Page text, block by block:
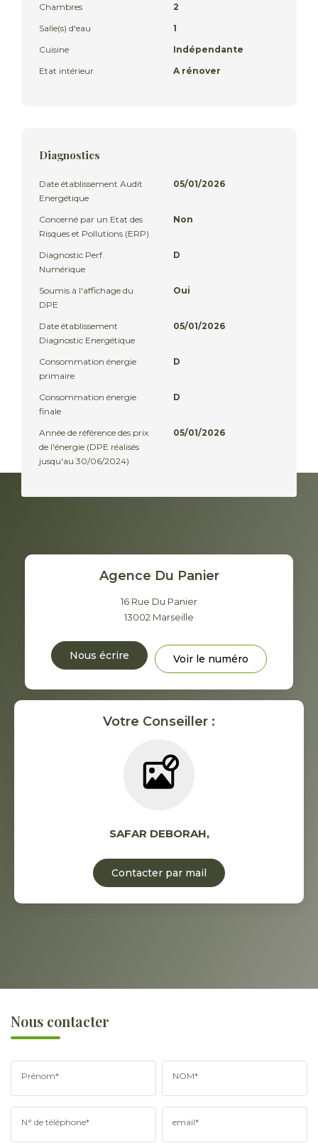
Chambres
2
Salle(s) d'eau
1
Cuisine
Indépendante
Etat intérieur
A rénover
Diagnostics
Date établissement Audit
Energétique
05/01/2026
Concerné par un Etat des
Risques et Pollutions (ERP)
Non
Diagnostic Perf.
Numérique
D
Soumis à l'affichage du
DPE
Oui
Date établissement
Diagnostic Energétique
05/01/2026
Consommation énergie
primaire
D
Consommation énergie
finale
D
Année de référence des prix
de l'énergie (DPE réalisés
jusqu'au 30/06/2024)
05/01/2026
Agence Du Panier
16 Rue Du Panier
13002 Marseille
Nous écrire Voir le numéro
Votre Conseiller :
SAFAR DEBORAH,
Contacter par mail
Nous contacter
Prénom* NOM*
N° de téléphone* email*